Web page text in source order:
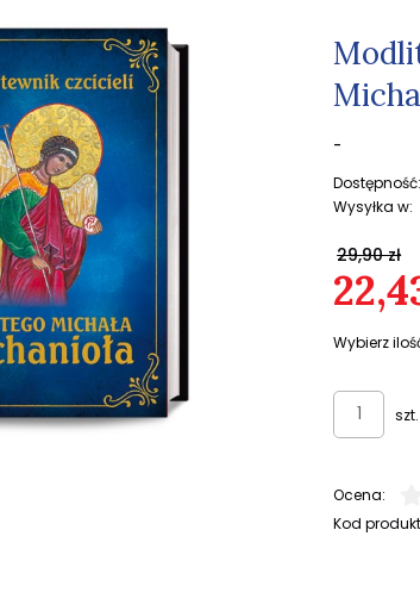
-
Dostępność:
Wysyłka w:
Wybierz
29,90 zł
szt.
Ocena:
Kod